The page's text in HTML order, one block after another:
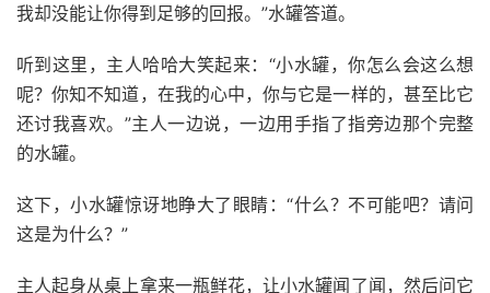
我却没能让你得到足够的回报。”水罐答道。
听到这里，主人哈哈大笑起来：“小水罐，你怎么会这么想
呢？你知不知道，在我的心中，你与它是一样的，甚至比它
还讨我喜欢。”主人一边说，一边用手指了指旁边那个完整
的水罐。
这下，小水罐惊讶地睁大了眼睛：“什么？不可能吧？请问
这是为什么？”
主人起身从桌上拿来一瓶鲜花，让小水罐闻了闻，然后问它